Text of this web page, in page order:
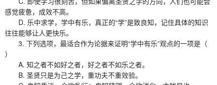
感觉疲惫，成效不高。
D. 乐中求学，学中有乐，真正的“学”是致良知，记住具体的知识
往往能够让人更快乐。
3. 下列选项，最适合作为论据来证明“学中有乐”观点的一项是（
）
A. 知之者不如好之者，好之者不如乐之者。
B. 圣贤只是为己之学，重功夫不重效验。